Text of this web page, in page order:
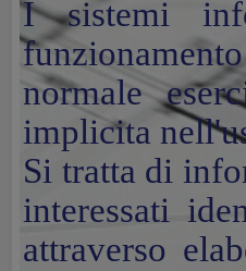
I sistemi
normale
implicita
Si tratta di
interessati
attraverso